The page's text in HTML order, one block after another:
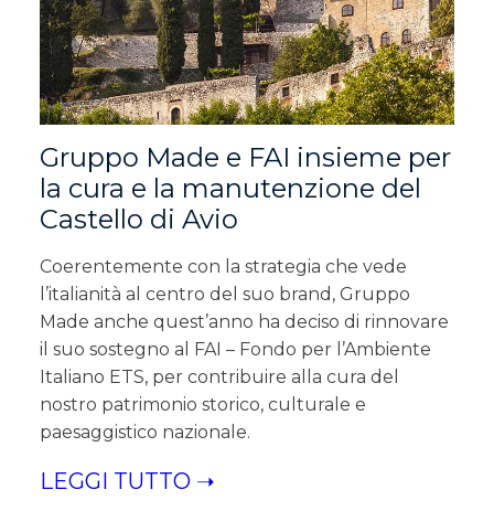
Gruppo Made e FAI insieme per
la cura e la manutenzione del
Castello di Avio
Coerentemente con la strategia che vede
l’italianità al centro del suo brand, Gruppo
Made anche quest’anno ha deciso di rinnovare
il suo sostegno al FAI – Fondo per l’Ambiente
Italiano ETS, per contribuire alla cura del
nostro patrimonio storico, culturale e
paesaggistico nazionale.
LEGGI TUTTO ➝